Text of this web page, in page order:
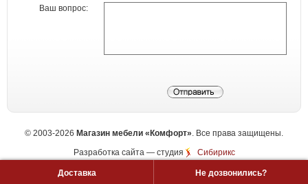
Ваш вопрос:
Доставка Не дозвонились?
© 2003-2026 Магазин мебели «Комфорт». Все права защищены.
Разработка сайта— студия Сибирикс